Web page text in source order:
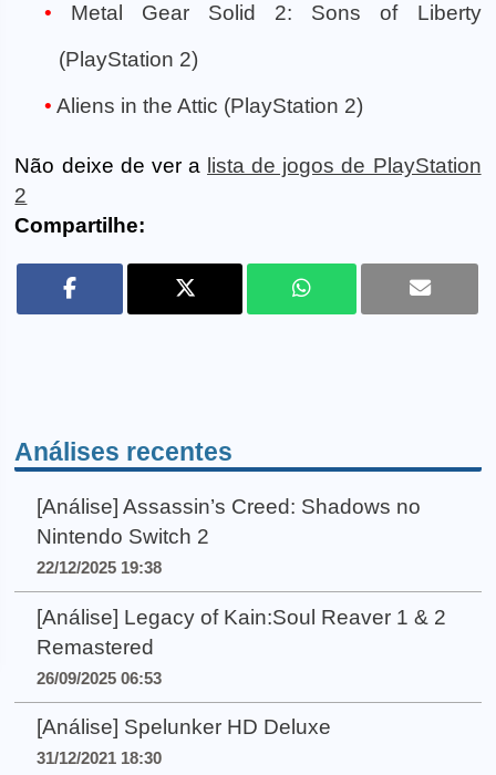
Metal Gear Solid 2: Sons of Liberty
(PlayStation 2)
Aliens in the Attic (PlayStation 2)
Não deixe de ver a lista de jogos de PlayStation
2
Compartilhe:
Análises recentes
[Análise] Assassin’s Creed: Shadows no
Nintendo Switch 2
22/12/2025 19:38
[Análise] Legacy of Kain:Soul Reaver 1 & 2
Remastered
26/09/2025 06:53
[Análise] Spelunker HD Deluxe
31/12/2021 18:30